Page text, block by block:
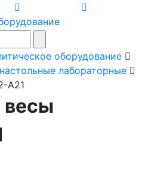
оборудование
лабораторные
А21
весы